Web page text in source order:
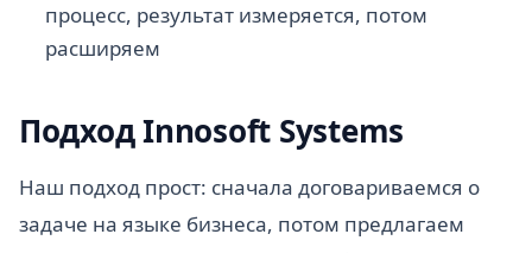
процесс, результат измеряется, потом
расширяем
Подход Innosoft Systems
Наш подход прост: сначала договариваемся о
задаче на языке бизнеса, потом предлагаем